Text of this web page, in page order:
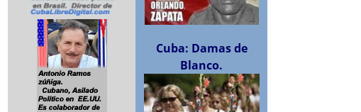
Cuba: Damas de
Blanco.